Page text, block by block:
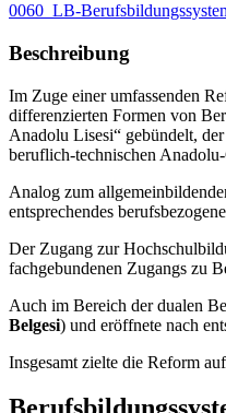
0060_LB-
Beschreibung
Im Zuge einer umfassenden
differenzierten Formen von
Anadolu Lisesi“ gebündelt,
beruflich-technischen
Analog zum
entsprechendes
Der Zugang zur
fachgebundenen Zugangs zu
Auch im Bereich der dualen
Belgesi) und eröffnete nach
Insgesamt zielte die Reform